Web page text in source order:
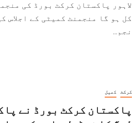
لاہور پاکستان کرکٹ بورڈ کی
کل ہو گا منجمنٹ کمیٹی کے اجلاس
نجم...
کرکٹ کھیل
پاکستان کرکٹ بورڈ نے